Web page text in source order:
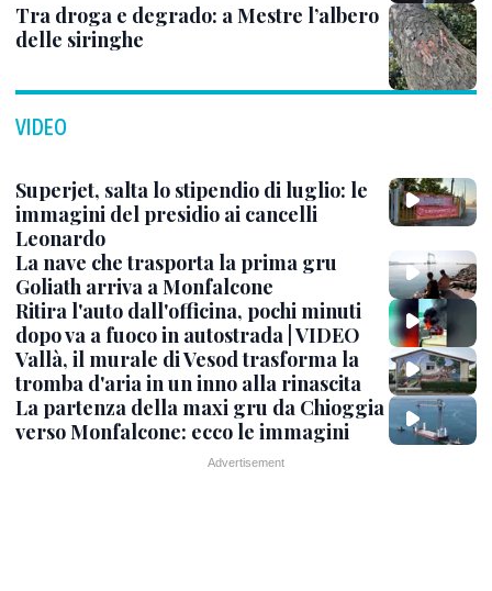
Tra droga e degrado: a Mestre l’albero
delle siringhe
VIDEO
Superjet, salta lo stipendio di luglio: le
immagini del presidio ai cancelli
Leonardo
La nave che trasporta la prima gru
Goliath arriva a Monfalcone
Ritira l'auto dall'officina, pochi minuti
dopo va a fuoco in autostrada | VIDEO
Vallà, il murale di Vesod trasforma la
tromba d'aria in un inno alla rinascita
La partenza della maxi gru da Chioggia
verso Monfalcone: ecco le immagini